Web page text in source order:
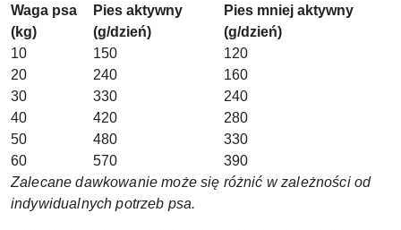
Waga psa
(kg)
Pies aktywny
(g/dzień)
Pies mniej aktywny
(g/dzień)
10
150
120
20
240
160
30
330
240
40
420
280
50
480
330
60
570
390
Zalecane dawkowanie może się różnić w zależności od
indywidualnych potrzeb psa.